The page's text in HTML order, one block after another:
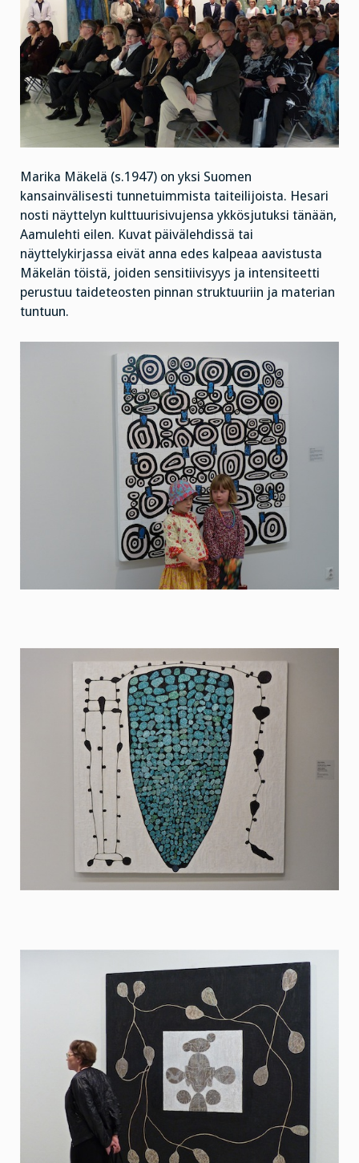
Marika Mäkelä (s.1947) on yksi Suomen
kansainvälisesti tunnetuimmista taiteilijoista. Hesari
nosti näyttelyn kulttuurisivujensa ykkösjutuksi tänään,
Aamulehti eilen. Kuvat päivälehdissä tai
näyttelykirjassa eivät anna edes kalpeaa aavistusta
Mäkelän töistä, joiden sensitiivisyys ja intensiteetti
perustuu taideteosten pinnan struktuuriin ja materian
tuntuun.